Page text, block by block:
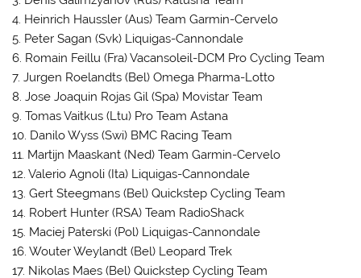
4. Heinrich Haussler (Aus) Team Garmin-Cervelo
5. Peter Sagan (Svk) Liquigas-Cannondale
6. Romain Feillu (Fra) Vacansoleil-DCM Pro Cycling Team
7. Jurgen Roelandts (Bel) Omega Pharma-Lotto
8. Jose Joaquin Rojas Gil (Spa) Movistar Team
9. Tomas Vaitkus (Ltu) Pro Team Astana
10. Danilo Wyss (Swi) BMC Racing Team
11. Martijn Maaskant (Ned) Team Garmin-Cervelo
12. Valerio Agnoli (Ita) Liquigas-Cannondale
13. Gert Steegmans (Bel) Quickstep Cycling Team
14. Robert Hunter (RSA) Team RadioShack
15. Maciej Paterski (Pol) Liquigas-Cannondale
16. Wouter Weylandt (Bel) Leopard Trek
17. Nikolas Maes (Bel) Quickstep Cycling Team